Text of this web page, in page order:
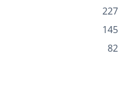
227
145
82